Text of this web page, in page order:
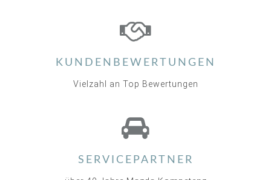
KUNDENBEWERTUNGEN
Vielzahl an Top Bewertungen
SERVICEPARTNER